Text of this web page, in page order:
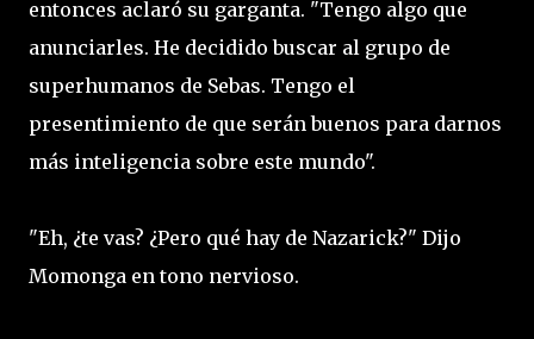
entonces aclaró su garganta. "Tengo algo que
anunciarles. He decidido buscar al grupo de
superhumanos de Sebas. Tengo el
presentimiento de que serán buenos para darnos
más inteligencia sobre este mundo".
"Eh, ¿te vas? ¿Pero qué hay de Nazarick?" Dijo
Momonga en tono nervioso.